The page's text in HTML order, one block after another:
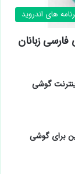
های اندروید
گوشی
ترین برای گوشی